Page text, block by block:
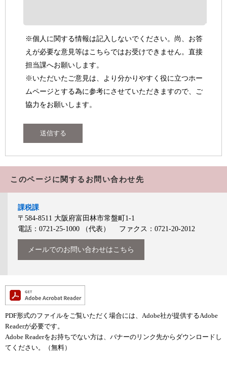
※個人に関する情報は記入しないでください。尚、お答
えが必要な意見等はこちらではお受けできません。直接
担当課へお願いします。
※いただいたご意見は、より分かりやすく役に立つホー
ムページとする為に参考にさせていただきますので、ご
協力をお願いします。
このページに関するお問い合わせ先
課税課
〒584-8511 大阪府富田林市常盤町1-1
電話：0721-25-1000
（代表） ファクス：0721-20-2012
メールでのお問い合わせはこちら
PDF形式のファイルをご覧いただく場合には、Adobe社が提供するAdobe
Readerが必要です。
Adobe Readerをお持ちでない方は、バナーのリンク先からダウンロードし
てください。（無料）